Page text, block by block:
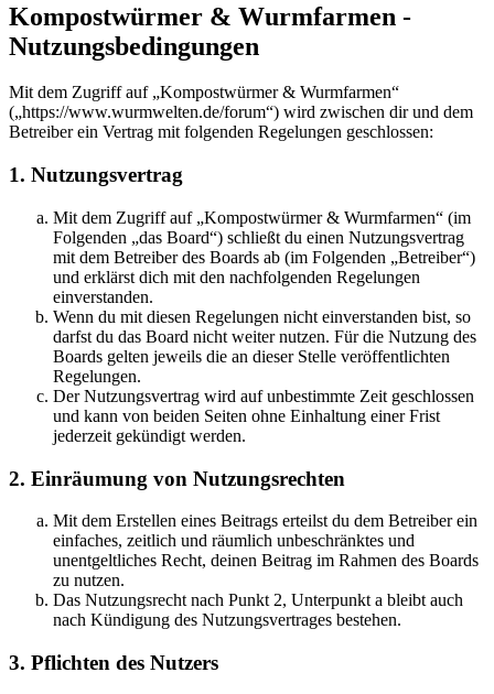
Kompostwürmer & Wurmfarmen -
Nutzungsbedingungen
Mit dem Zugriff auf „Kompostwürmer & Wurmfarmen“
(„https://www.wurmwelten.de/forum“) wird zwischen dir und dem
Betreiber ein Vertrag mit folgenden Regelungen geschlossen:
1. Nutzungsvertrag
Mit dem Zugriff auf „Kompostwürmer & Wurmfarmen“ (im
Folgenden „das Board“) schließt du einen Nutzungsvertrag
mit dem Betreiber des Boards ab (im Folgenden „Betreiber“)
und erklärst dich mit den nachfolgenden Regelungen
einverstanden.
Wenn du mit diesen Regelungen nicht einverstanden bist, so
darfst du das Board nicht weiter nutzen. Für die Nutzung des
Boards gelten jeweils die an dieser Stelle veröffentlichten
Regelungen.
Der Nutzungsvertrag wird auf unbestimmte Zeit geschlossen
und kann von beiden Seiten ohne Einhaltung einer Frist
jederzeit gekündigt werden.
2. Einräumung von Nutzungsrechten
Mit dem Erstellen eines Beitrags erteilst du dem Betreiber ein
einfaches, zeitlich und räumlich unbeschränktes und
unentgeltliches Recht, deinen Beitrag im Rahmen des Boards
zu nutzen.
Das Nutzungsrecht nach Punkt 2, Unterpunkt a bleibt auch
nach Kündigung des Nutzungsvertrages bestehen.
3. Pflichten des Nutzers